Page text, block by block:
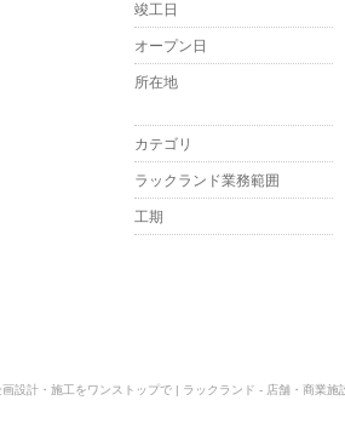
竣工日
オープン日
所在地
カテゴリ
ラックランド業務範囲
工期
設計・施工をワンストップで | ラックランド - 店舗・商業施